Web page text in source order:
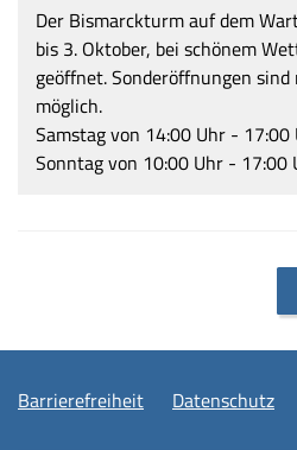
Der Bismarckturm auf dem
bis 3. Oktober, bei schönem
geöffnet. Sonderöffnungen
möglich.
Samstag von 14:00 Uhr - 17:00
Sonntag von 10:00 Uhr - 17:00
Barrierefreiheit Datenschutz